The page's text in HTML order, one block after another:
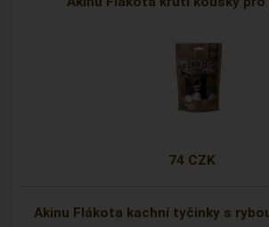
74 CZK
Akinu Flákota kachní tyčinky s